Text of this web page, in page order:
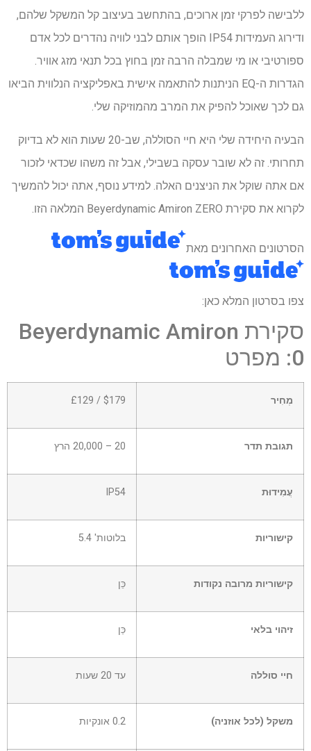
ללבישה לפרקי זמן ארוכים, בהתחשב בעיצוב קל המשקל שלהם,
ודירוג העמידות IP54 הופך אותם לבני לוויה נהדרים לכל אדם
ספורטיבי או מי שמבלה הרבה זמן בחוץ בכל תנאי מזג אוויר.
הגדרות ה-EQ הניתנות להתאמה אישית באפליקציה הנלווית הביאו
גם לכך שאוכל להפיק את המרב מהמוזיקה שלי.
הבעיה היחידה שלי היא חיי הסוללה, שב-20 שעות הוא לא בדיוק
תחרותי. זה לא שובר עסקה בשבילי, אבל זה משהו שכדאי לזכור
אם אתה שוקל את הניצנים האלה. למידע נוסף, אתה יכול להמשיך
לקרוא את סקירת Beyerdynamic Amiron ZERO המלאה הזו.
הסרטונים האחרונים מאת
צפו בסרטון המלא כאן:
סקירת Beyerdynamic Amiron
0: מפרט
מְחִיר $179 / £129
תגובת תדר 20 – 20,000 הרץ
עֲמִידוּת IP54
קישוריות בלוטות' 5.4
קישוריות מרובה נקודות כֵּן
זיהוי בלאי כֵּן
חיי סוללה עד 20 שעות
משקל (לכל אוזניה) 0.2 אונקיות